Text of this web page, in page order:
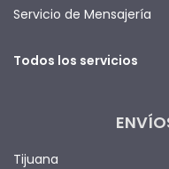
Servicio de Mensajería
Todos los servicios
Tijuana